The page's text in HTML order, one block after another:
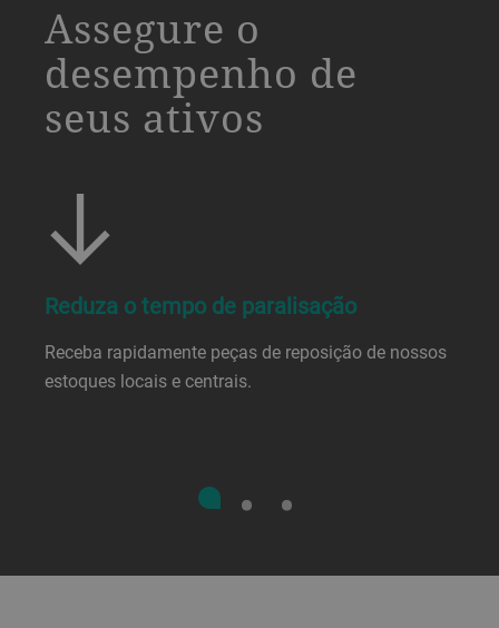
Assegure o
desempenho de
seus ativos
Reduza o tempo de paralisação
Receba rapidamente peças de reposição de nossos
estoques locais e centrais.